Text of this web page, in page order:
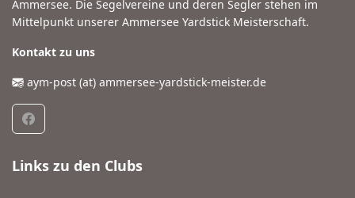
Ammersee. Die Segelvereine und deren Segler stehen im
Mittelpunkt unserer Ammersee Yardstick Meisterschaft.
Kontakt zu uns
aym-post (at) ammersee-yardstick-meister.de
Links zu den Clubs